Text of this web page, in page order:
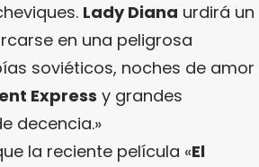
Lady Diana urdirá un
en una peligrosa
soviéticos, noches de amor
Express y grandes
decencia.»
la reciente película «El